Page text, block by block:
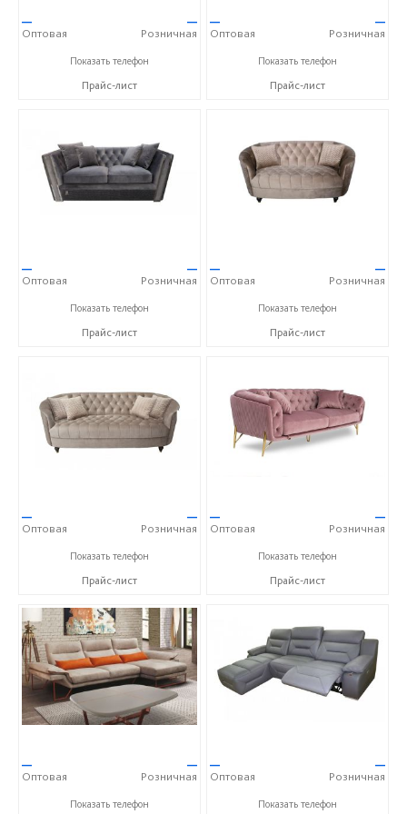
—
Оптовая
—
Розничная
+7 (800) 777-06-30
Показать телефон
Прайс-лист
—
Оптовая
—
Розничная
+7 (800) 777-06-30
Показать телефон
Прайс-лист
—
Оптовая
—
Розничная
+7 (800) 777-06-30
Показать телефон
Прайс-лист
—
Оптовая
—
Розничная
+7 (800) 777-06-30
Показать телефон
Прайс-лист
—
Оптовая
—
Розничная
+7 (800) 777-06-30
Показать телефон
Прайс-лист
—
Оптовая
—
Розничная
+7 (800) 777-06-30
Показать телефон
Прайс-лист
—
Оптовая
—
Розничная
+7 (800) 777-06-30
Показать телефон
—
Оптовая
—
Розничная
+7 (800) 777-06-30
Показать телефон